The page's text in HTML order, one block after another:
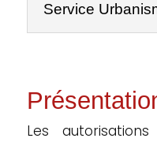
Service
Les